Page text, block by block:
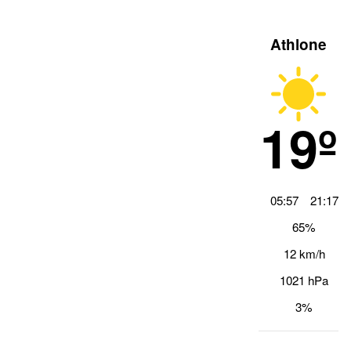
Athlone
19º
05:57
21:17
65%
12 km/h
1021 hPa
3%